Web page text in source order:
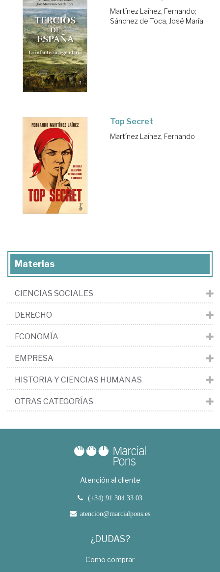
Martínez Laínez, Fernando;
Sánchez de Toca, José María
Top Secret
Martínez Laínez, Fernando
Materias
CIENCIAS SOCIALES
DERECHO
ECONOMÍA
EMPRESA
HISTORIA Y CIENCIAS HUMANAS
OTRAS CATEGORÍAS
Atención al cliente
(+34) 91 304 33 03
atencion@marcialpons.es
¿DUDAS?
Como comprar